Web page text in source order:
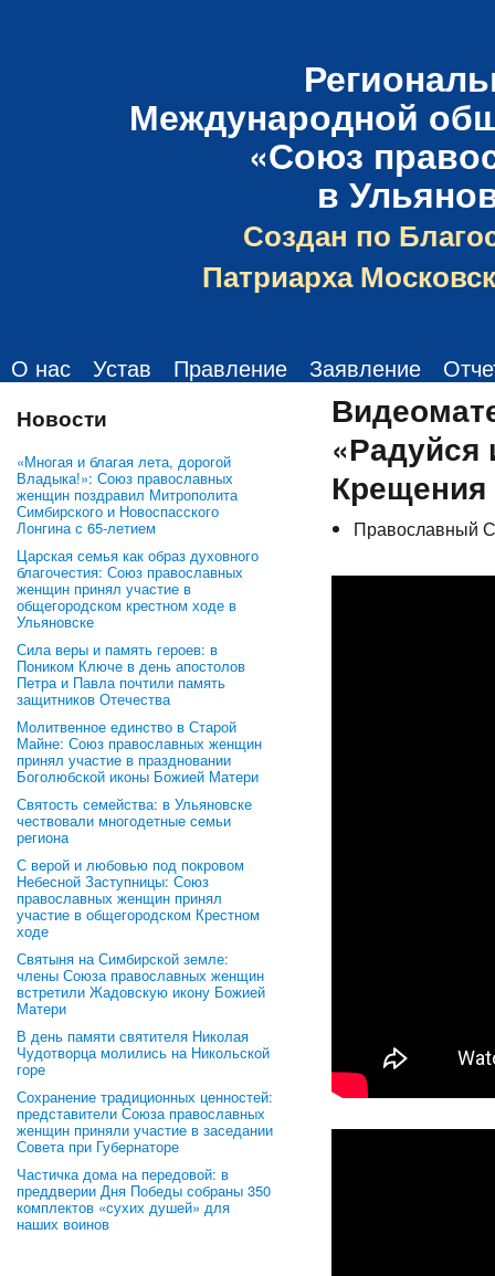
Международной
«Союз
в
Создан по
Патриарха
О нас Устав Правление Заявление
Новости
«Многая и благая лета, дорогой
Владыка!»: Союз православных
женщин поздравил Митрополита
Симбирского и Новоспасского
Лонгина с 65-летием
Царская семья как образ духовного
благочестия: Союз православных
женщин принял участие в
общегородском крестном ходе в
Ульяновске
Сила веры и память героев: в
Поником Ключе в день апостолов
Петра и Павла почтили память
защитников Отечества
Молитвенное единство в Старой
Майне: Союз православных женщин
принял участие в праздновании
Боголюбской иконы Божией Матери
Святость семейства: в Ульяновске
чествовали многодетные семьи
региона
С верой и любовью под покровом
Небесной Заступницы: Союз
православных женщин принял
участие в общегородском Крестном
ходе
Святыня на Симбирской земле:
члены Союза православных женщин
встретили Жадовскую икону Божией
Матери
В день памяти святителя Николая
Чудотворца молились на Никольской
горе
Сохранение традиционных ценностей:
представители Союза православных
женщин приняли участие в заседании
Совета при Губернаторе
Частичка дома на передовой: в
преддверии Дня Победы собраны 350
комплектов «сухих душей» для
наших воинов
«Радуйся
Крещения
Православный